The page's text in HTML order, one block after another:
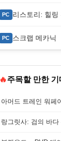
PC 리스토리: 힐링
PC 스크랩 메카닉
🔥주목할 만한 기
아머드 트레인 워페
랑그릿사: 검의 바